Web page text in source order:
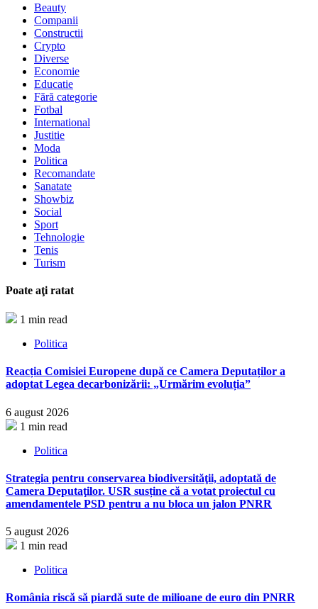
Beauty
Companii
Constructii
Crypto
Diverse
Economie
Educatie
Fără categorie
Fotbal
International
Justitie
Moda
Politica
Recomandate
Sanatate
Showbiz
Social
Sport
Tehnologie
Tenis
Turism
Poate aţi ratat
1 min read
Politica
Reacția Comisiei Europene după ce Camera Deputaților a
adoptat Legea decarbonizării: „Urmărim evoluția”
6 august 2026
1 min read
Politica
Strategia pentru conservarea biodiversităţii, adoptată de
Camera Deputaţilor. USR susține că a votat proiectul cu
amendamentele PSD pentru a nu bloca un jalon PNRR
5 august 2026
1 min read
Politica
România riscă să piardă sute de milioane de euro din PNRR